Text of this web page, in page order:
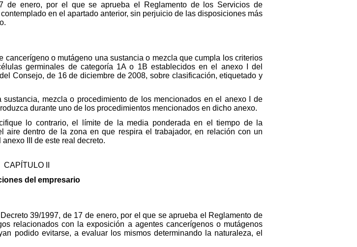
de enero, por el que se aprueba el Reglamento de los Servicios de
en el apartado anterior, sin perjuicio de las disposiciones más
cancerígeno o mutágeno una sustancia o mezcla que cumpla los criterios
germinales de categoría 1A o 1B establecidos en el anexo I del
Consejo, de 16 de diciembre de 2008, sobre clasificación, etiquetado y
mezcla o procedimiento de los mencionados en el anexo I de
durante uno de los procedimientos mencionados en dicho anexo.
lo contrario, el límite de la media ponderada en el tiempo de la
aire dentro de la zona en que respira el trabajador, en relación con un
III de este real decreto.
CAPÍTULO II
del empresario
39/1997, de 17 de enero, por el que se aprueba el Reglamento de
relacionados con la exposición a agentes cancerígenos o mutágenos
podido evitarse, a evaluar los mismos determinando la naturaleza, el